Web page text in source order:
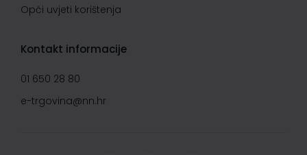
Opći uvjeti korištenja
Kontakt informacije
01 650 28 80
e-trgovina@nn.hr